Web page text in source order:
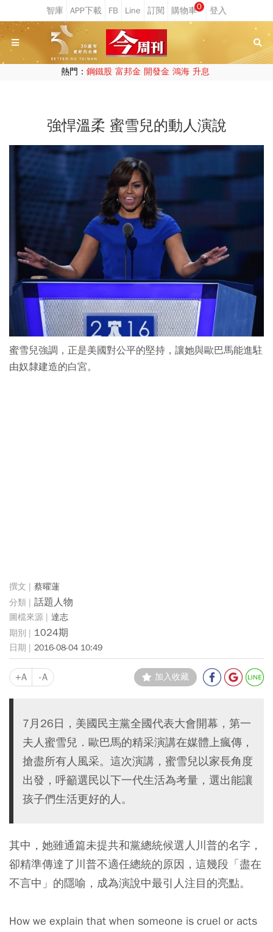
0
熱門： 鋼鐵股 富邦金 開發金 鴻海 升息
強悍溫柔 蜜雪兒的動人演說
蜜雪兒強調，正是美國對公平的堅持，讓她與歐巴馬能進駐
由奴隸建造的白宮。
蔡曜蓮
話題人物
達志
1024期
2016-08-04 10:49
+A -A 加入收藏
7月26日，美國民主黨全國代表大會開幕，第一
夫人蜜雪兒．歐巴馬的精采演講在媒體上瘋傳，
搶盡所有人風采。這次演講，蜜雪兒以家長角度
出發，呼籲選民以下一代生活為考量，選出能讓
孩子們生活更好的人。
其中，她雖通篇未提共和黨總統候選人川普的名字，
卻精準傳達了川普不適任總統的原因，這幾段「盡在
不言中」的隱喻，成為演說中最引人注目的亮點。
How we explain that when someone is cruel or acts